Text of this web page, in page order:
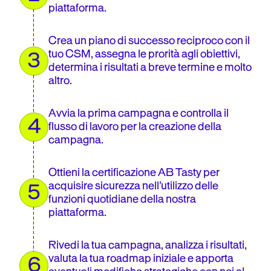
piattaforma.
3
Crea un piano di successo reciproco con il
tuo CSM, assegna le prorità agli obiettivi,
determina i risultati a breve termine e molto
altro.
4 Avvia la prima campagna e controlla il
flusso di lavoro per la creazione della
campagna.
5
Ottieni la certificazione AB Tasty per
acquisire sicurezza nell’utilizzo delle
funzioni quotidiane della nostra
piattaforma.
6
Rivedi la tua campagna, analizza i risultati,
valuta la tua roadmap iniziale e apporta